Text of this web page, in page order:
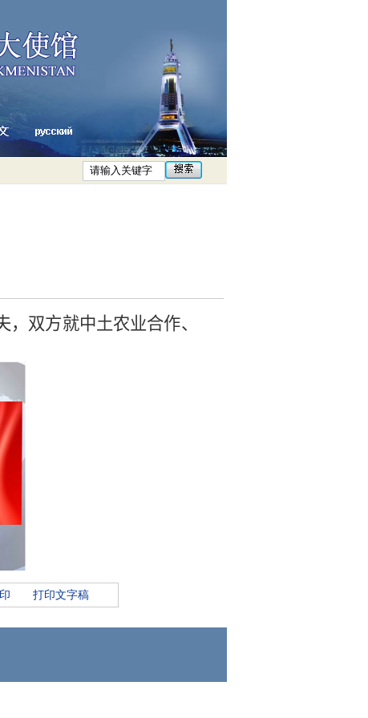
，双方就中土农业合作、
打印文字稿